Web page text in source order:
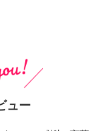
ュー